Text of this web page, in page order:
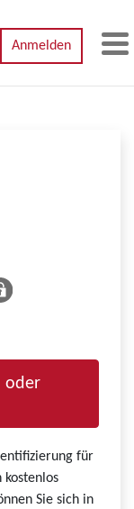
Anmelden
oder
für
kostenlos
Sie sich in